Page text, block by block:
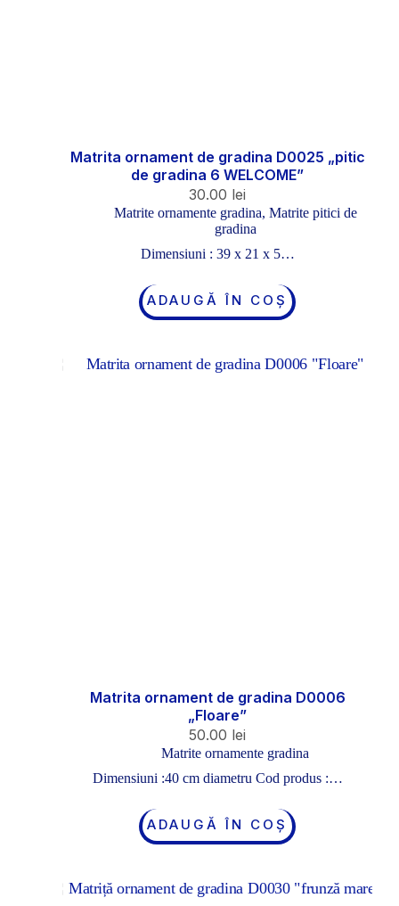
Matrita ornament de gradina D0025 „pitic
de gradina 6 WELCOME”
30.00 lei
Matrite ornamente gradina, Matrite pitici de
gradina
Dimensiuni : 39 x 21 x 5…
ADAUGĂ ÎN COȘ
Matrita ornament de gradina D0006
„Floare”
50.00 lei
Matrite ornamente gradina
Dimensiuni :40 cm diametru Cod produs :…
ADAUGĂ ÎN COȘ